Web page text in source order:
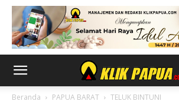
Beranda PAPUA BARAT TELUK BINTUNI